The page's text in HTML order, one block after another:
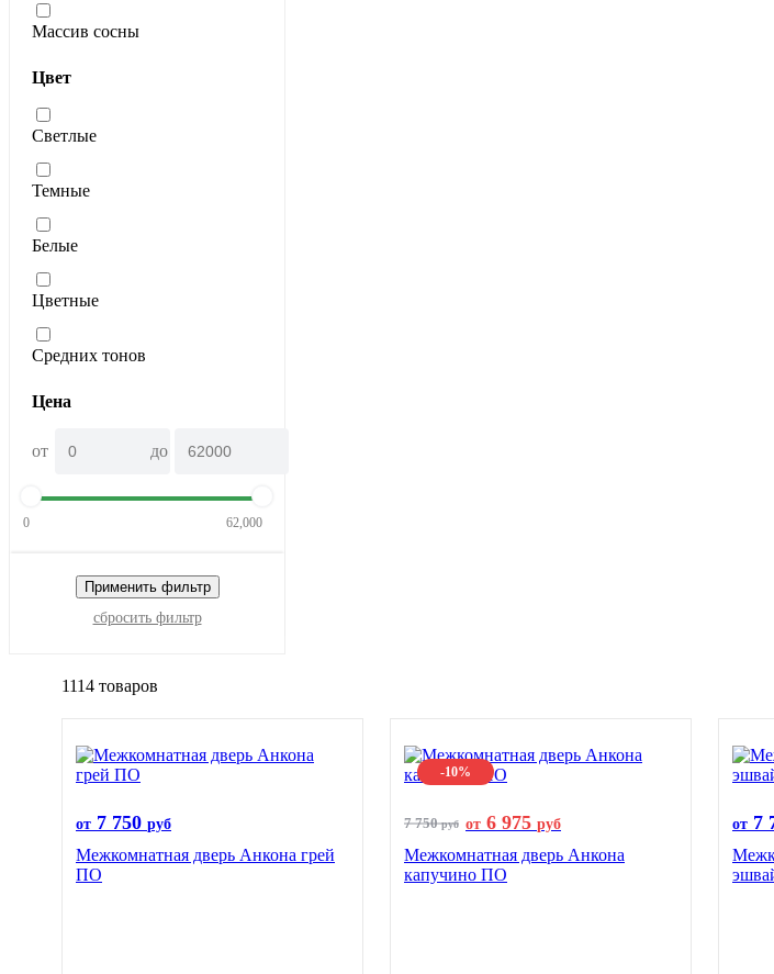
Массив сосны
Цвет
Светлые
Темные
Белые
Цветные
Средних тонов
Цена
от до
0 62,000
Применить фильтр
сбросить фильтр
1114 товаров
от 7 750 руб
Межкомнатная дверь Анкона грей
ПО
-10%
7 750руб от 6 975 руб
Межкомнатная дверь Анкона
капучино ПО
от 7